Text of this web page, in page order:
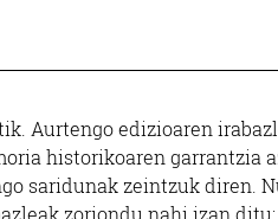
Aurtengo edizioaren
historikoaren garrantzia
saridunak zeintzuk diren.
zoriondu nahi izan ditu: